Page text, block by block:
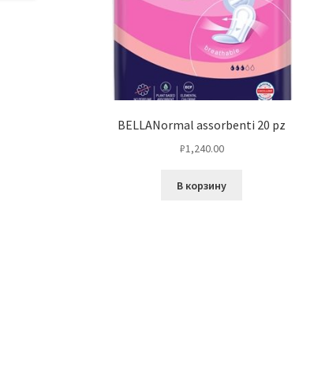
BELLANormal assorbenti 20 pz
₽1,240.00
В корзину